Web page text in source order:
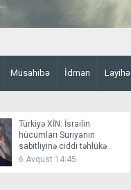
Müsahibə İdman Layihə
Türkiyə XİN: İsrailin
hücumları Suriyanın
sabitliyinə ciddi təhlükə
yaradır
6 Avqust 14:45